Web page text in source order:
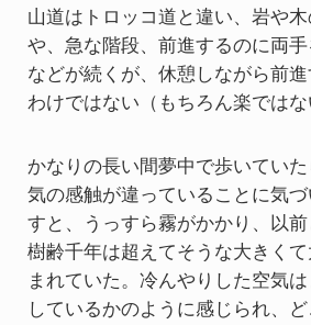
山道はトロッコ道と違い、岩や
や、急な階段、前進するのに両
などが続くが、休憩しながら前
わけではない（もちろん楽ではな
かなりの長い間夢中で歩いてい
気の感触が違っていることに気
すと、うっすら霧がかかり、以
樹齢千年は超えてそうな大きく
まれていた。冷んやりした空気
しているかのように感じられ、